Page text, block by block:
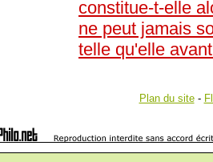
constitue-t-elle
ne peut jamais
telle qu'elle
Plan du site-